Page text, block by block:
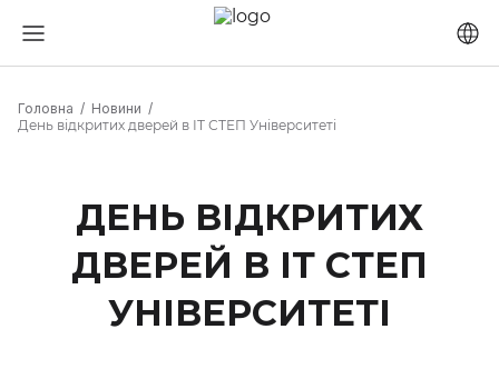
Головна
Новини
День відкритих дверей в ІТ СТЕП Університеті
ДЕНЬ ВІДКРИТИХ
ДВЕРЕЙ В ІТ СТЕП
УНІВЕРСИТЕТІ